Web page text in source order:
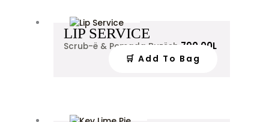
LIP SERVICE
Scrub-ë & Pomada Buzësh 790.00L
🛒 Add To Bag